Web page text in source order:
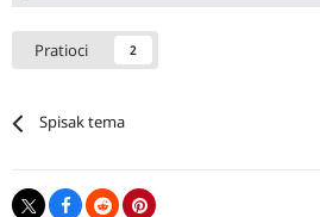
Pratioci 2
Spisak tema